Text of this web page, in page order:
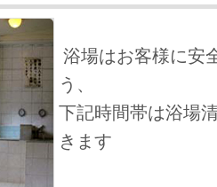
浴場はお客様に安
う、
下記時間帯は浴場
きます